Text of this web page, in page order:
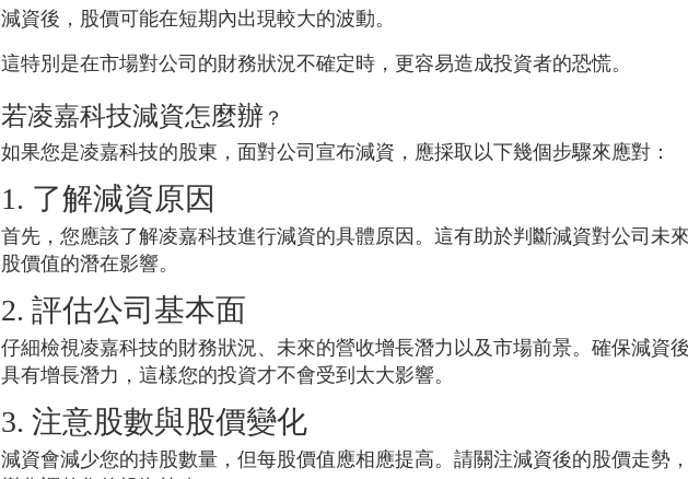
減資後，股價可能在短期內出現較大的波動。
這特別是在市場對公司的財務狀況不確定時，更容易造成投資者的恐慌。
若凌嘉科技減資怎麼辦 ？
如果您是凌嘉科技的股東，面對公司宣布減資，應採取以下幾個步驟來應對：
1. 了解減資原因
首先，您應該了解凌嘉科技進行減資的具體原因。這有助於判斷減資對公司未
股價值的潛在影響。
2. 評估公司基本面
仔細檢視凌嘉科技的財務狀況、未來的營收增長潛力以及市場前景。確保減資
具有增長潛力，這樣您的投資才不會受到太大影響。
3. 注意股數與股價變化
減資會減少您的持股數量，但每股價值應相應提高。請關注減資後的股價走勢